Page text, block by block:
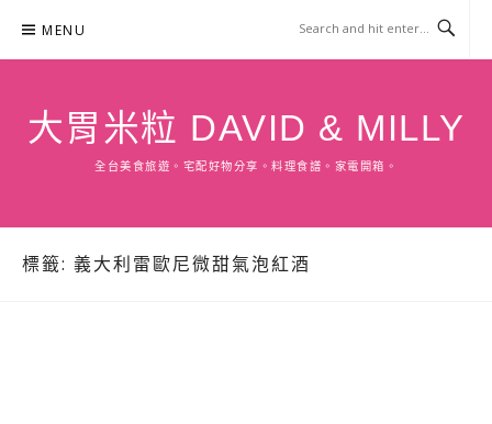
content
MENU
大胃米粒 DAVID & MILLY
全台美食旅遊。宅配好物分享。料理食譜。家電開箱。
標籤: 義大利雷歐尼微甜氣泡紅酒